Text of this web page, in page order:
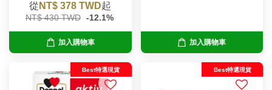
從 NT$ 378 TWD起
NT$ 430 TWD -12.1%
加入購物車 加入購物車
Best特選現貨 Best特選現貨